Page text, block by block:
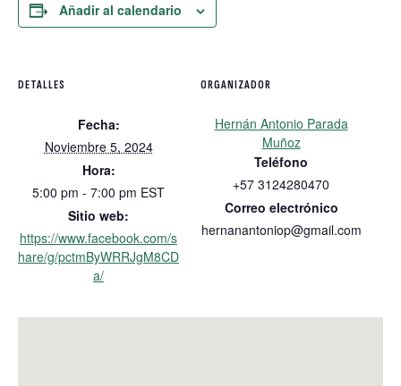
Añadir al calendario
DETALLES
Fecha:
Noviembre 5, 2024
Hora:
5:00 pm - 7:00 pm EST
Sitio web:
https://www.facebook.com/s
hare/g/pctmByWRRJgM8CD
a/
ORGANIZADOR
Hernán Antonio Parada
Muñoz
Teléfono
+57 3124280470
Correo electrónico
hernanantoniop@gmail.com